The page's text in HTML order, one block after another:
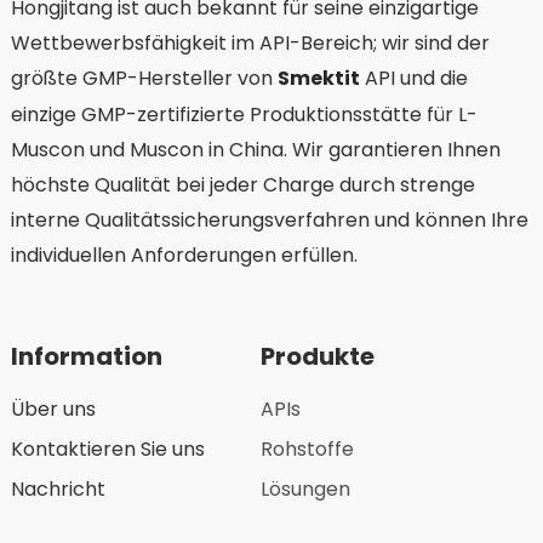
Hongjitang ist auch bekannt für seine einzigartige
Wettbewerbsfähigkeit im API-Bereich; wir sind der
größte GMP-Hersteller von Smektit API und die
einzige GMP-zertifizierte Produktionsstätte für L-
Muscon und Muscon in China. Wir garantieren Ihnen
höchste Qualität bei jeder Charge durch strenge
interne Qualitätssicherungsverfahren und können Ihre
individuellen Anforderungen erfüllen.
Information
Über uns
Kontaktieren Sie uns
Nachricht
Produkte
APIs
Rohstoffe
Lösungen